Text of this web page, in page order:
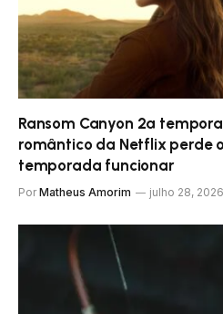
Ransom Canyon 2ª
romântico da Netflix perde
temporada funcionar
Por Matheus Amorim julho 28, 2026